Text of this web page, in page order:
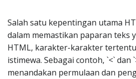
Salah satu kepentingan utama
dalam memastikan paparan teks
HTML, karakter-karakter
istimewa. Sebagai contoh, `<`
menandakan permulaan dan